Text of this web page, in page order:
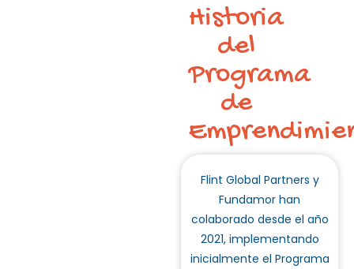
Historia
del
Programa
de
Flint Global Partners y
Fundamor han
colaborado desde el año
2021, implementando
inicialmente el Programa